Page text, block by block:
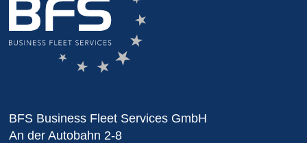
BFS Business Fleet Services GmbH
An der Autobahn 2-8